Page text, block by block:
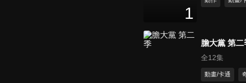
1
膽大黨 第二
全12集
動畫/卡通